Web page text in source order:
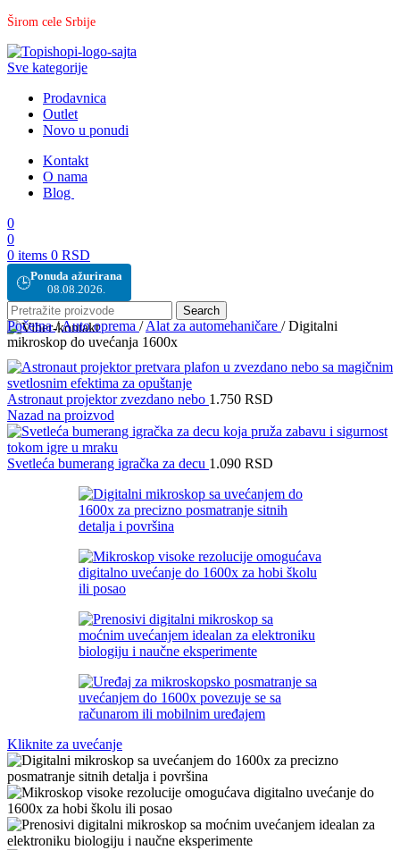
Širom cele Srbije
Sve kategorije
Prodavnica
Outlet
Novo u ponudi
Kontakt
O nama
Blog
0
0
0 items 0 RSD
🕒Ponuda ažurirana
08.08.2026.
Search
Početna/Auto oprema / Alat za automehaničare / Digitalni
mikroskop do uvećanja 1600x
Astronaut projektor zvezdano nebo 1.750 RSD
Nazad na proizvod
Svetleća bumerang igračka za decu 1.090 RSD
Kliknite za uvećanje